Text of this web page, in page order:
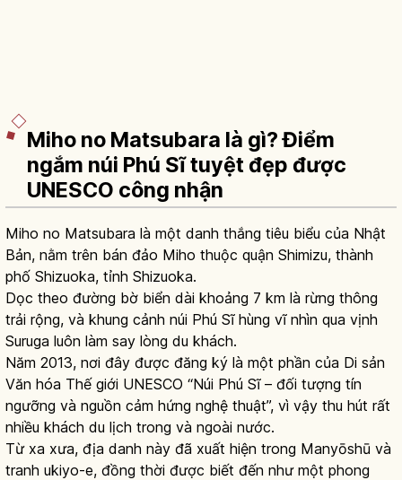
Miho no Matsubara là gì? Điểm
ngắm núi Phú Sĩ tuyệt đẹp được
UNESCO công nhận
Miho no Matsubara là một danh thắng tiêu biểu của Nhật
Bản, nằm trên bán đảo Miho thuộc quận Shimizu, thành
phố Shizuoka, tỉnh Shizuoka.
Dọc theo đường bờ biển dài khoảng 7 km là rừng thông
trải rộng, và khung cảnh núi Phú Sĩ hùng vĩ nhìn qua vịnh
Suruga luôn làm say lòng du khách.
Năm 2013, nơi đây được đăng ký là một phần của Di sản
Văn hóa Thế giới UNESCO “Núi Phú Sĩ – đối tượng tín
ngưỡng và nguồn cảm hứng nghệ thuật”, vì vậy thu hút rất
nhiều khách du lịch trong và ngoài nước.
Từ xa xưa, địa danh này đã xuất hiện trong Manyōshū và
tranh ukiyo-e, đồng thời được biết đến như một phong